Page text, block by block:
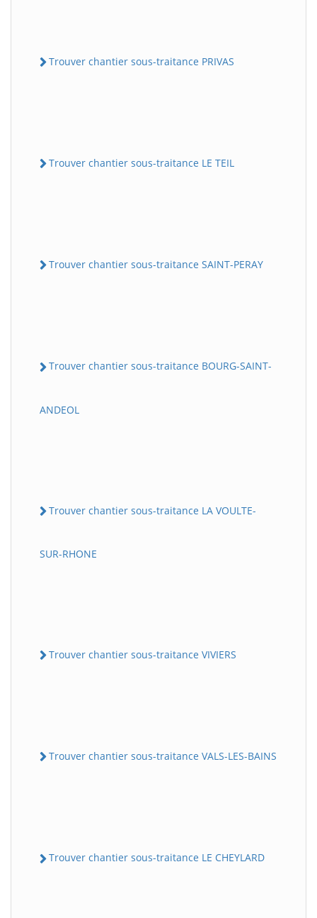
Trouver chantier sous-traitance PRIVAS
Trouver chantier sous-traitance LE TEIL
Trouver chantier sous-traitance SAINT-PERAY
Trouver chantier sous-traitance BOURG-SAINT-
ANDEOL
Trouver chantier sous-traitance LA VOULTE-
SUR-RHONE
Trouver chantier sous-traitance VIVIERS
Trouver chantier sous-traitance VALS-LES-BAINS
Trouver chantier sous-traitance LE CHEYLARD